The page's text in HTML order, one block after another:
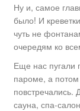
Ну и, самое
было! И
чуть не
очередям ко
Еще нас пугали
пароме, а
повстречались.
сауна, спа-